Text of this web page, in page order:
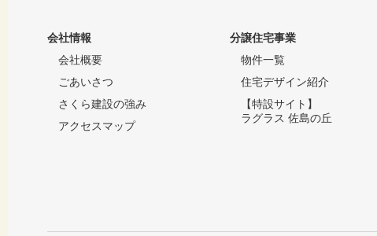
会社情報
会社概要
ごあいさつ
さくら建設の強み
アクセスマップ
分譲住宅事業
物件一覧
住宅デザイン紹介
【特設サイト】
ラグラス 佐島の丘